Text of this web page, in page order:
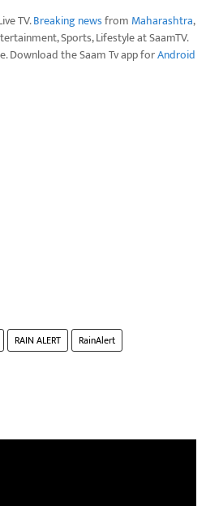
TV.Breaking newsfrom Maharashtra,
Sports, Lifestyle at SaamTV.
Download the Saam Tv app forAndroid
RAIN ALERT
RainAlert